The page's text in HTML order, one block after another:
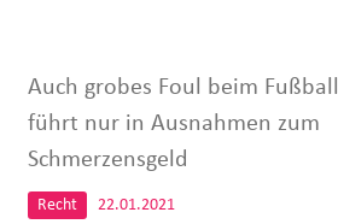
Auch grobes Foul beim Fußball
führt nur in Ausnahmen zum
Schmerzensgeld
Recht 22.01.2021